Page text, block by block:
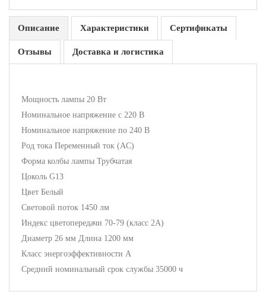
Описание Характеристики Сертификаты
Отзывы Доставка и логистика
Мощность лампы 20 Вт
Номинальное напряжение с 220 В
Номинальное напряжение по 240 В
Род тока Переменный ток (AC)
Форма колбы лампы Трубчатая
Цоколь G13
Цвет Белый
Световой поток 1450 лм
Индекс цветопередачи 70-79 (класс 2А)
Диаметр 26 мм Длина 1200 мм
Класс энергоэффективности A
Средний номинальный срок службы 35000 ч